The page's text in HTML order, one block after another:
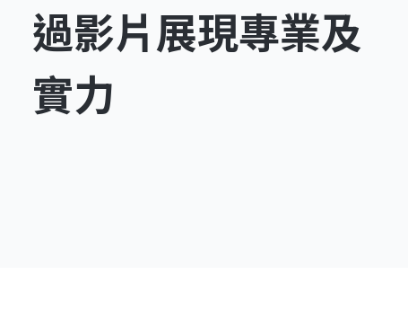
過影片展現專業及
實力